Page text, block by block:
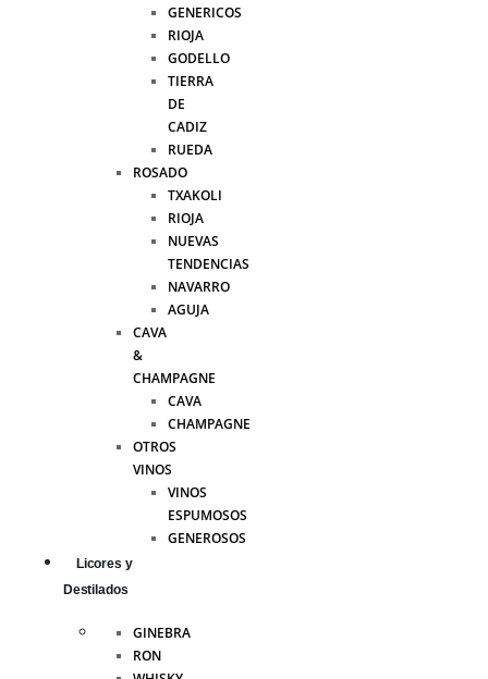
GENERICOS
RIOJA
GODELLO
TIERRA
DE
CADIZ
RUEDA
ROSADO
TXAKOLI
RIOJA
NUEVAS
TENDENCIAS
NAVARRO
AGUJA
CAVA
&
CHAMPAGNE
CAVA
CHAMPAGNE
OTROS
VINOS
VINOS
ESPUMOSOS
GENEROSOS
Licores y
Destilados
GINEBRA
RON